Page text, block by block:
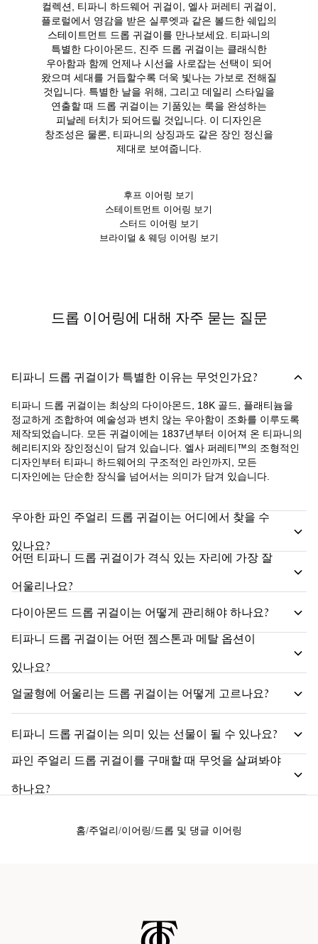
컬렉션, 티파니 하드웨어 귀걸이, 엘사 퍼레티 귀걸이,
플로럴에서 영감을 받은 실루엣과 같은 볼드한 쉐입의
스테이트먼트 드롭 귀걸이를 만나보세요. 티파니의
특별한 다이아몬드, 진주 드롭 귀걸이는 클래식한
우아함과 함께 언제나 시선을 사로잡는 선택이 되어
왔으며 세대를 거듭할수록 더욱 빛나는 가보로 전해질
것입니다. 특별한 날을 위해, 그리고 데일리 스타일을
연출할 때 드롭 귀걸이는 기품있는 룩을 완성하는
피날레 터치가 되어드릴 것입니다. 이 디자인은
창조성은 물론, 티파니의 상징과도 같은 장인 정신을
제대로 보여줍니다.
후프 이어링 보기
스테이트먼트 이어링 보기
스터드 이어링 보기
브라이덜 & 웨딩 이어링 보기
드롭 이어링에 대해 자주 묻는 질문
티파니 드롭 귀걸이가 특별한 이유는 무엇인가요?
티파니 드롭 귀걸이는 최상의 다이아몬드, 18K 골드, 플래티늄을
정교하게 조합하여 예술성과 변치 않는 우아함이 조화를 이루도록
제작되었습니다. 모든 귀걸이에는 1837년부터 이어져 온 티파니의
헤리티지와 장인정신이 담겨 있습니다. 엘사 퍼레티™의 조형적인
디자인부터 티파니 하드웨어의 구조적인 라인까지, 모든
디자인에는 단순한 장식을 넘어서는 의미가 담겨 있습니다.
우아한 파인 주얼리 드롭 귀걸이는 어디에서 찾을 수
있나요?
어떤 티파니 드롭 귀걸이가 격식 있는 자리에 가장 잘
어울리나요?
다이아몬드 드롭 귀걸이는 어떻게 관리해야 하나요?
티파니 드롭 귀걸이는 어떤 젬스톤과 메탈 옵션이
있나요?
얼굴형에 어울리는 드롭 귀걸이는 어떻게 고르나요?
티파니 드롭 귀걸이는 의미 있는 선물이 될 수 있나요?
파인 주얼리 드롭 귀걸이를 구매할 때 무엇을 살펴봐야
하나요?
홈 주얼리 이어링 드롭 및 댕글 이어링